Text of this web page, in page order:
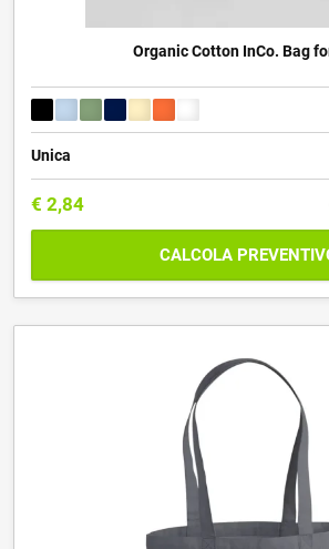
Organic Cotton InCo. Bag
Unica
€ 2,84
CALCOLA